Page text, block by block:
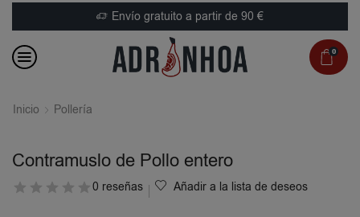
Envío gratuito a partir de 90 €
0
Inicio Pollería
Contramuslo de Pollo entero
0 reseñas Añadir a la lista de deseos